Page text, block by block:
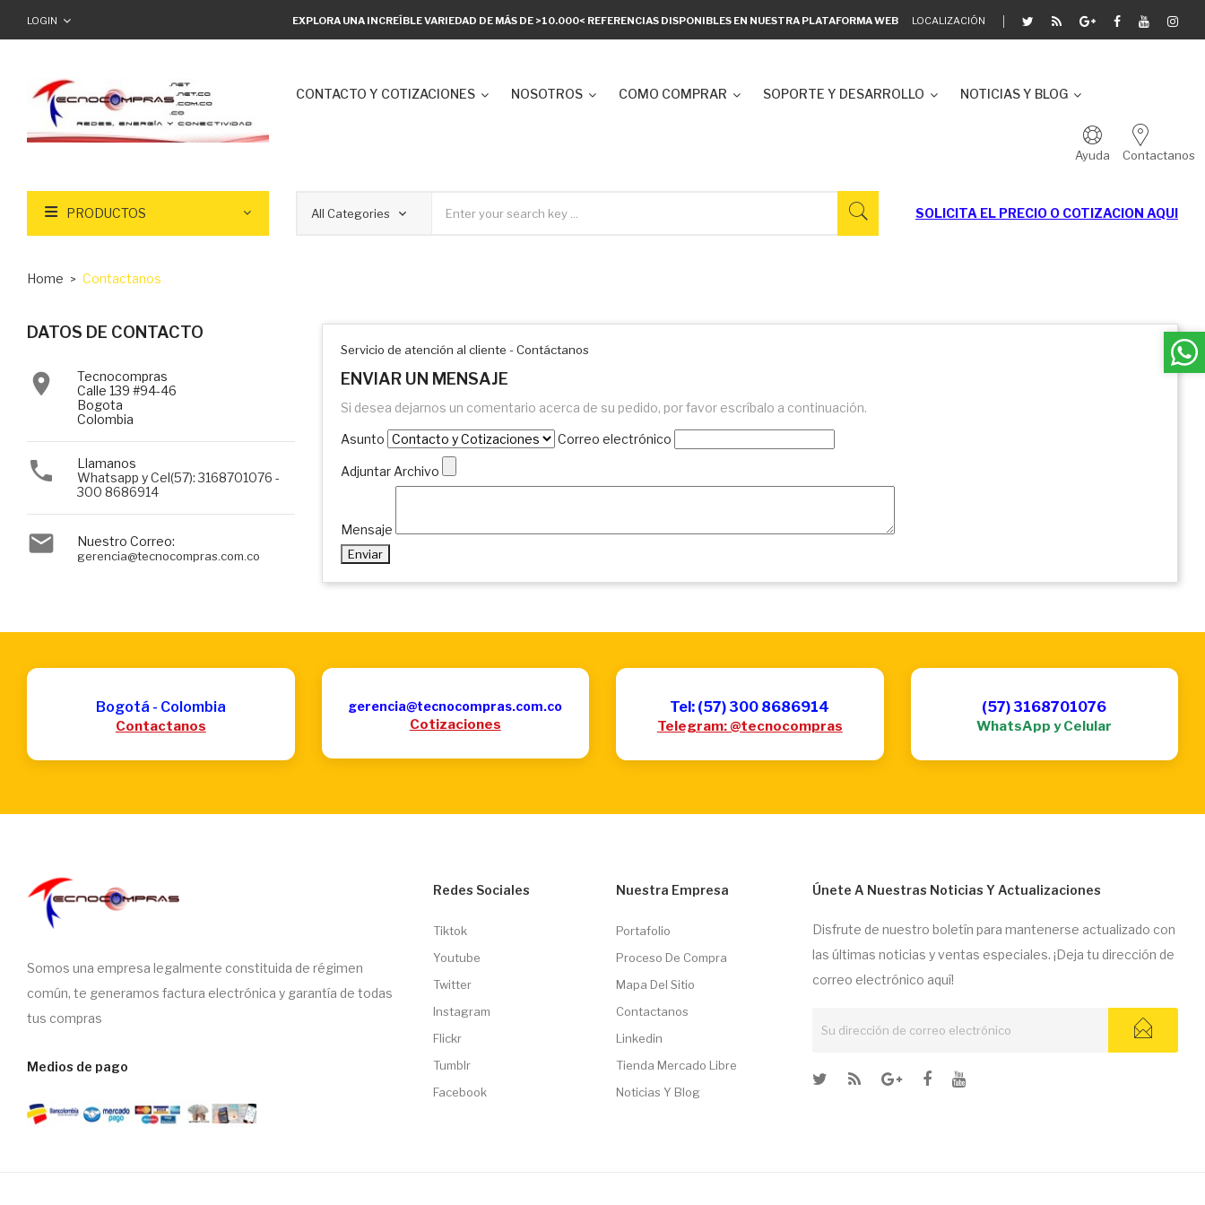
EXPLORA UNA INCREÍBLE VARIEDAD DE MÁS DE >10.000< REFERENCIAS DISPONIBLES EN NUESTRA PLATAFORMA WEB LOCALIZACIÓN
LOGIN
CONTACTO Y COTIZACIONES NOSOTROS COMO COMPRAR SOPORTE Y DESARROLLO NOTICIAS Y BLOG
Ayuda Contactanos
PRODUCTOS SOLICITA EL PRECIO O COTIZACION AQUI
Home Contactanos
DATOS DE CONTACTO

Tecnocompras
Calle 139 #94-46
Bogota
Colombia

Llamanos
Whatsapp y Cel(57): 3168701076 -
300 8686914
 Nuestro Correo:
gerencia@tecnocompras.com.co
Servicio de atención al cliente - Contáctanos
ENVIAR UN MENSAJE
Si desea dejarnos un comentario acerca de su pedido, por favor escríbalo a continuación.
Asunto Correo electrónico
Adjuntar Archivo
Mensaje
Enviar
Bogotá - Colombia
Contactanos
gerencia@tecnocompras.com.co
Cotizaciones
Tel: (57) 300 8686914
Telegram: @tecnocompras
(57) 3168701076
WhatsApp y Celular
Somos una empresa legalmente constituida de régimen
común, te generamos factura electrónica y garantía de todas
tus compras
Medios de pago
Redes Sociales
Tiktok
Youtube
Twitter
Instagram
Flickr
Tumblr
Facebook
Nuestra Empresa
Portafolio
Proceso De Compra
Mapa Del Sitio
Contactanos
Linkedin
Tienda Mercado Libre
Noticias Y Blog
Únete A Nuestras Noticias Y Actualizaciones
Disfrute de nuestro boletín para mantenerse actualizado con
las últimas noticias y ventas especiales. ¡Deja tu dirección de
correo electrónico aquí!